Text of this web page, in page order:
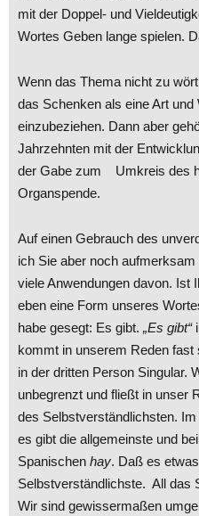
mit der Doppel- und
Wortes Geben lange spielen.
Wenn das Thema nicht zu
das Schenken als eine Art und
einzubeziehen. Dann aber
Jahrzehnten mit der
der Gabe zum Umkreis des
Organspende.
Auf einen Gebrauch des
ich Sie aber noch
viele Anwendungen davon. Ist
eben eine Form unseres
habe gesegt: Es gibt. „Es gibt“
kommt in unserem Reden fast
in der dritten Person Singular.
unbegrenzt und fließt in unser
des Selbstverständlichsten.
es gibt die allgemeinste und
Spanischen hay. Daß es
Selbstverständlichste. All das
Wir sind gewissermaßen